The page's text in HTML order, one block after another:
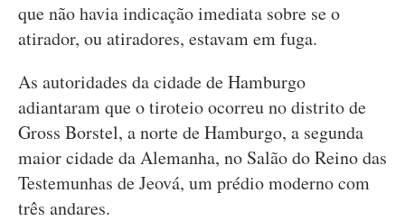
que não havia indicação imediata sobre se o
atirador, ou atiradores, estavam em fuga.
As autoridades da cidade de Hamburgo
adiantaram que o tiroteio ocorreu no distrito de
Gross Borstel, a norte de Hamburgo, a segunda
maior cidade da Alemanha, no Salão do Reino das
Testemunhas de Jeová, um prédio moderno com
três andares.